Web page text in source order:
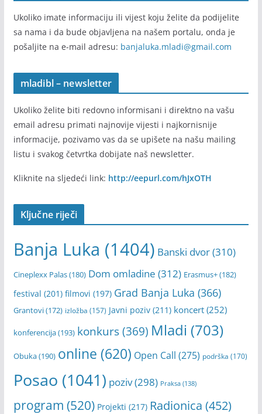
Ukoliko imate informaciju ili vijest koju želite da podijelite
sa nama i da bude objavljena na našem portalu, onda je
pošaljite na e-mail adresu: banjaluka.mladi@gmail.com
mladibl – newsletter
Ukoliko želite biti redovno informisani i direktno na vašu
email adresu primati najnovije vijesti i najkornisnije
informacije, pozivamo vas da se upišete na našu mailing
listu i svakog četvrtka dobijate naš newsletter.
Kliknite na sljedeći link: http://eepurl.com/hJxOTH
Ključne riječi
Banja Luka (1404) Banski dvor(310)
Cineplexx Palas(180) Dom omladine (312) Erasmus+(182)
festival (201) filmovi (197) Grad Banja Luka (366)
Grantovi(172) izložba (157) Javni poziv(211) koncert(252)
konferencija(193) konkurs(369) Mladi (703)
Obuka(190) online (620) Open Call (275) podrška (170)
Posao (1041) poziv(298) Praksa(138)
program (520) Projekti (217) Radionica (452)